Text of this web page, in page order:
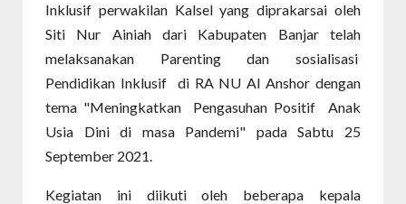
Inklusif perwakilan Kalsel yang diprakarsai oleh
Siti Nur Ainiah dari Kabupaten Banjar telah
melaksanakan Parenting dan sosialisasi
Pendidikan Inklusif di RA NU Al Anshor dengan
tema "Meningkatkan Pengasuhan Positif Anak
Usia Dini di masa Pandemi" pada Sabtu 25
September 2021.
Kegiatan ini diikuti oleh beberapa kepala